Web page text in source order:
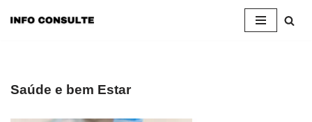
conteúdo
Saúde e bem Estar